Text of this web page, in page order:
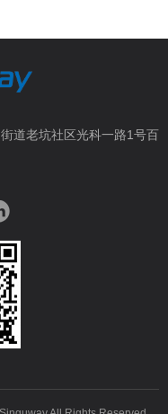
道老坑社区光科一路1号百